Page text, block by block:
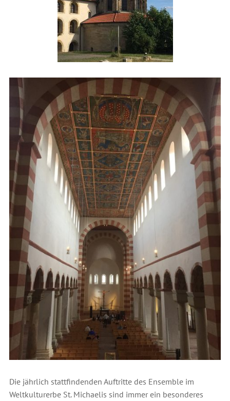
Die jährlich stattfindenden Auftritte des Ensemble im
Weltkulturerbe St. Michaelis sind immer ein besonderes